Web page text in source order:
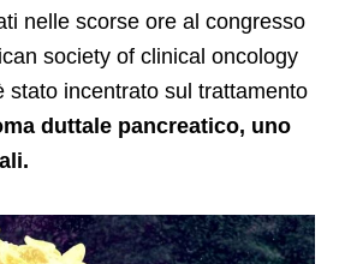
nelle scorse ore al congresso
society of clinical oncology
stato incentrato sul trattamento
duttale pancreatico, uno